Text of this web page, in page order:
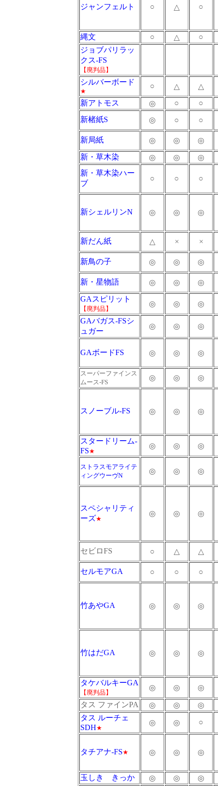
ジャンフェルト ○ △ ○
縄文 ○ △
○
ジョブパリラッ
クス-FS
【廃判品】
シルバーボード
★
○ △
△
新アトモス
◎ ○
○
新楮紙S
◎ ○ ○
新局紙 ◎ ◎
◎
新・草木染
◎ ◎
◎
新・草木染ハー
ブ
○ ○ ○
新シェルリンN ◎ ◎ ◎
新だん紙 △ × ×
新鳥の子 ◎ ◎ ◎
新・星物語 ◎ ◎
◎
GAスピリット
【廃判品】
◎ ◎ ◎
GAバガス-FSシ
ュガー
◎ ◎ ◎
GAボードFS ◎ ◎ ◎
スーパーファインス
ムース-FS
◎ ◎ ◎
スノーブル-FS ◎ ◎ ◎
スタードリーム-
FS★
◎ ◎ ◎
ストラスモアライテ
ィングウーヴN
◎ ◎ ◎
スペシャリティ
ーズ★
◎ ◎ ◎
セビロFS ○ △ △
セルモアGA ○ ○ ○
竹あやGA ◎ ◎ ◎
竹はだGA ◎ ◎ ◎
タケバルキーGA
【廃判品】
◎ ◎ ◎
タス ファインPA ◎ ◎
◎
タス ルーチェ
SDH★
◎ ◎ ○
タチアナ-FS★ ◎ ◎ ◎
玉しき きっか ◎ ◎ ◎